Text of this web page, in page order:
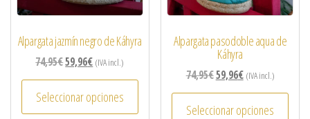
Alpargata jazmín negro de Káhyra
74,95€59,96€ (IVA incl.)
Seleccionar opciones
Alpargata pasodoble aqua de
Káhyra
74,95€59,96€ (IVA incl.)
Seleccionar opciones